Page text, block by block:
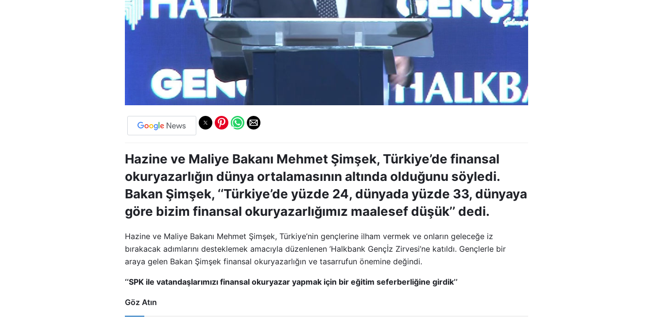
Hazine ve Maliye Bakanı Mehmet Şimşek, Türkiye’de finansal
okuryazarlığın dünya ortalamasının altında olduğunu söyledi.
Bakan Şimşek, ‘‘Türkiye’de yüzde 24, dünyada yüzde 33, dünyaya
göre bizim finansal okuryazarlığımız maalesef düşük’’ dedi.
Hazine ve Maliye Bakanı Mehmet Şimşek, Türkiye’nin gençlerine ilham vermek ve onların geleceğe iz
bırakacak adımlarını desteklemek amacıyla düzenlenen ’Halkbank Gençİz Zirvesi’ne katıldı. Gençlerle bir
araya gelen Bakan Şimşek finansal okuryazarlığın ve tasarrufun önemine değindi.
‘‘SPK ile vatandaşlarımızı finansal okuryazar yapmak için bir eğitim seferberliğine girdik’’
Göz Atın